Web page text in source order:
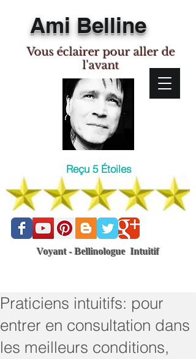
Ami Belline
Vous éclairer pour aller de
l'avant
Reçu 5 Étoiles
Voyant - Bellinologue Intuitif
Praticiens intuitifs: pour
entrer en consultation dans
les meilleurs conditions,